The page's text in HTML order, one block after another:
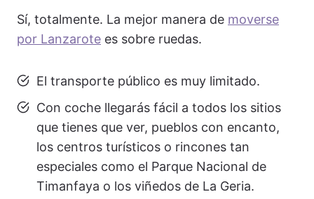
Sí, totalmente. La mejor manera de moverse
por Lanzarote es sobre ruedas.
El transporte público es muy limitado.
Con coche llegarás fácil a todos los sitios
que tienes que ver, pueblos con encanto,
los centros turísticos o rincones tan
especiales como el Parque Nacional de
Timanfaya o los viñedos de La Geria.